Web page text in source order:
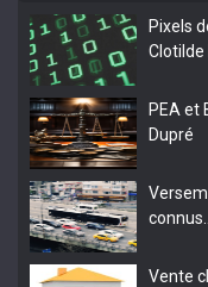
Pixels
Clotilde
PEA et
Dupré
connus…
Vente